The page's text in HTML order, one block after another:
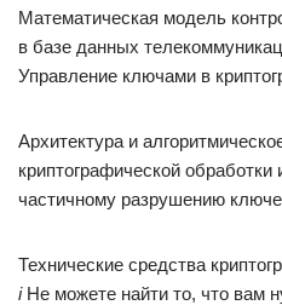
Математическая модель
в базе данных
Управление ключами в
Архитектура и
криптографической
частичному разрушению
Технические средства
iНе можете найти то, что вам